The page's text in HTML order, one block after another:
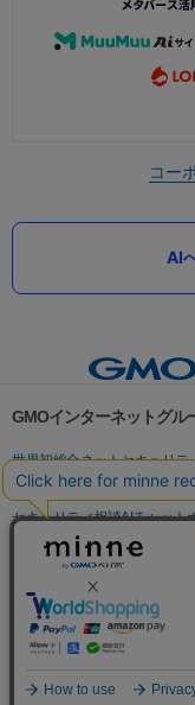
コー
AI
GMOインターネットグル
世界初総合ネットセキュリテ
パスワード漏洩診断
Web
セキュリティ相談AIチャット
実在証明・盗聴対策
サイバー攻撃対策（GMO Flatt
セキュリティ事業の軌跡